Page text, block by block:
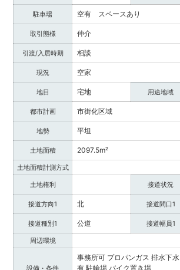
駐車場 空有 スペースあり
取引態様 仲介
引渡/入居時期 相談
現況 空家
地目 宅地 用途地域
都市計画 市街化区域
地勢 平坦
土地面積 2097.5m²
土地面積計測方式
土地権利 接道状況
接道方向1 北 接道間口1
接道種別1 公道 接道幅員1
周辺環境
事務所可 プロパンガス 排水下水
有 駐輪場 バイク置き場